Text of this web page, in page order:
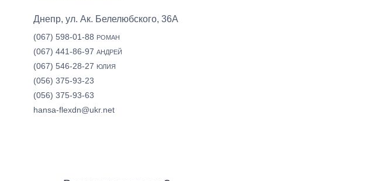
Днепр, ул. Ак. Белелюбского, 36А
(067) 598-01-88 РОМАН
(067) 441-86-97 АНДРЕЙ
(067) 546-28-27 ЮЛИЯ
(056) 375-93-23
(056) 375-93-63
hansa-flexdn@ukr.net